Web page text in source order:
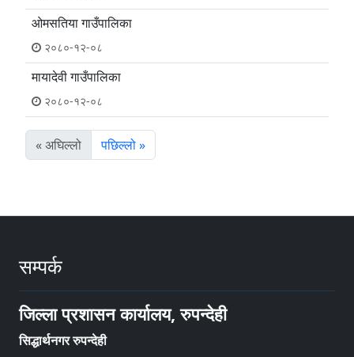
ओमसतिया गाउँपालिका
२०८०-१२-०८
मायादेवी गाउँपालिका
२०८०-१२-०८
« अघिल्लो पछिल्लो »
सम्पर्क
जिल्ला प्रशासन कार्यालय, रुपन्देही
सिद्धार्थनगर रुपन्देही